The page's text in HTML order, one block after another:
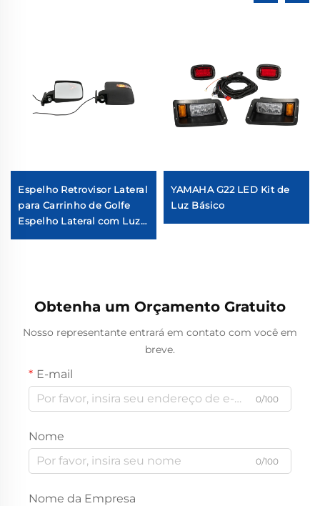
Espelho Retrovisor Lateral
para Carrinho de Golfe
Espelho Lateral com Luz
YAMAHA G22 LED Kit de
Luz Básico
Obtenha um Orçamento Gratuito
Nosso representante entrará em contato com você em
breve.
E-mail
0/100
Nome
0/100
Nome da Empresa